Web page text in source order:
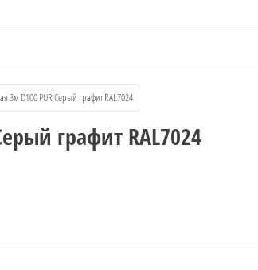
3м D100 PUR Серый графит RAL7024
графит RAL7024